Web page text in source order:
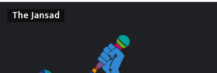
The Jansad